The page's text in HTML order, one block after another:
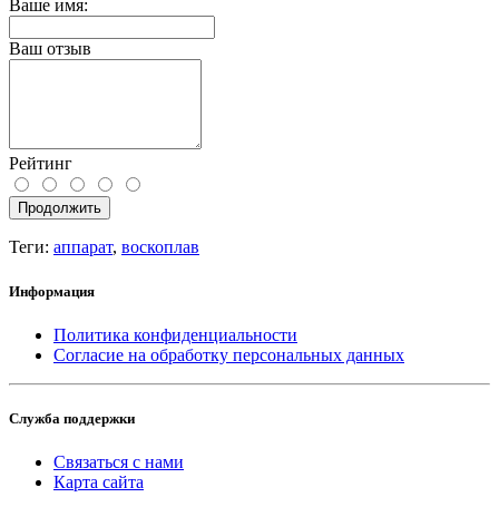
Ваше имя:
Ваш отзыв
Рейтинг
Продолжить
Теги: аппарат, воскоплав
Информация
Политика конфиденциальности
Согласие на обработку персональных данных
Служба поддержки
Связаться с нами
Карта сайта